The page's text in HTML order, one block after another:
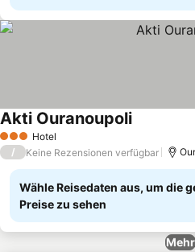
3 SterneHotel
Akti Ouranoupoli
/ Keine Rezensionen verfügbar
Wähle Reisedaten aus, um die
Preise zu sehen
Mehr